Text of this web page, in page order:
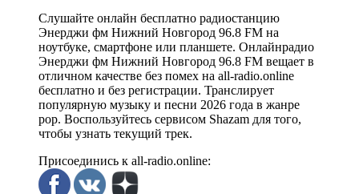
Слушайте онлайн бесплатно радиостанцию
Энерджи фм Нижний Новгород 96.8 FM на
ноутбуке, смартфоне или планшете. Онлайнрадио
Энерджи фм Нижний Новгород 96.8 FM вещает в
отличном качестве без помех на all-radio.online
бесплатно и без регистрации. Транслирует
популярную музыку и песни 2026 года в жанре
pop. Воспользуйтесь сервисом Shazam для того,
чтобы узнать текущий трек.
Присоединись к all-radio.online: